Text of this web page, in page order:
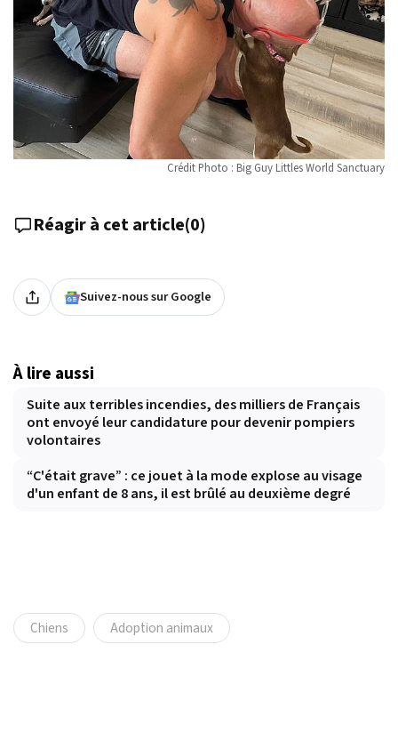
Crédit Photo : Big Guy Littles World Sanctuary
Réagir à cet article(0)
Suivez-nous sur Google
À lire aussi
Suite aux terribles incendies, des milliers de Français
ont envoyé leur candidature pour devenir pompiers
volontaires
“C'était grave” : ce jouet à la mode explose au visage
d'un enfant de 8 ans, il est brûlé au deuxième degré
Chiens Adoption animaux